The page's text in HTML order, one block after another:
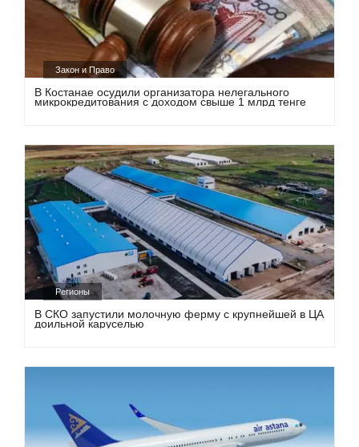
Закон и Право
В Костанае осудили организатора нелегального
микрокредитования с доходом свыше 1 млрд тенге
Регионы
В СКО запустили молочную ферму с крупнейшей в ЦА
доильной каруселью